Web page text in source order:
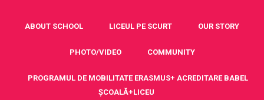
ABOUT SCHOOL LICEUL PE SCURT OUR STORY
PHOTO/VIDEO COMMUNITY
PROGRAMUL DE MOBILITATE ERASMUS+ ACREDITARE BABEL
ȘCOALĂ+LICEU